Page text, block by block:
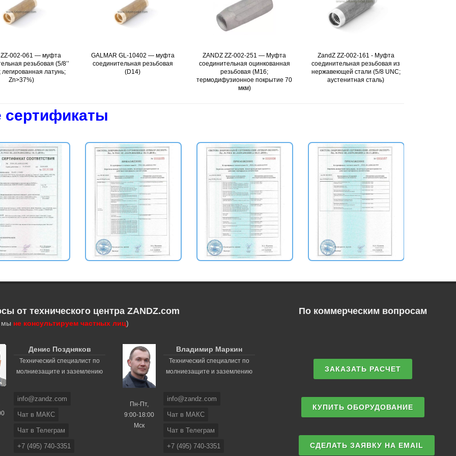
061 — муфта
резьбовая (5/8’’
латунь;
Подробнее
GALMAR GL-10402 — муфта
соединительная резьбовая
Подробнее
ZANDZ ZZ-002-251 — Муфта
соединительная оцинкованная
резьбовая (М16;
термодифузионное покрытие 70
Подробнее
ZandZ ZZ-002-161 - Муфта
соединительная резьбовая из
нержавеющей стали (5/8 UNC;
аустенитная сталь)
сертификаты
от технического центра ZANDZ.com
мы не консультируем частных лиц)
Денис Поздняков
Технический специалист по
молниезащите и заземлению
info@zandz.com
Чат в МАКС
Чат в Телеграм
+7 (495) 740-3351
Пн-Пт,
9:00-18:00
Мск
Владимир Маркин
Технический специалист по
молниезащите и заземлению
info@zandz.com
Чат в МАКС
Чат в Телеграм
+7 (495) 740-3351
По коммерческим вопросам
ЗАКАЗАТЬ РАСЧЕТ
КУПИТЬ ОБОРУДОВАНИЕ
СДЕЛАТЬ ЗАЯВКУ НА EMAIL